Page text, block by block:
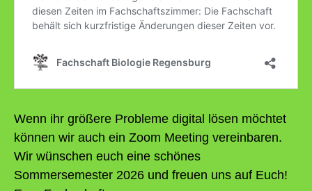
Wenn ihr größere Probleme digital lösen möchtet
können wir auch ein Zoom Meeting vereinbaren.
Wir wünschen euch eine schönes
Sommersemester 2026 und freuen uns auf Euch!